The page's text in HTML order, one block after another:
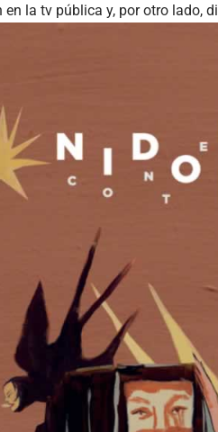
en la tv pública y, por otro lado,